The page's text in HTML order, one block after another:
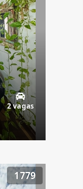
2 vagas
1779